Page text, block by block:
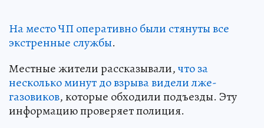
На место ЧП оперативно были стянуты все
экстренные службы.
Местные жители рассказывали,что за
несколько минут до взрыва видели лже-
газовиков, которые обходили подъезды. Эту
информацию проверяет полиция.